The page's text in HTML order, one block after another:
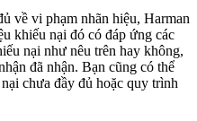
về vi phạm nhãn hiệu, Harman
khiếu nại đó có đáp ứng các
nại như nêu trên hay không,
đã nhận. Bạn cũng có thể
chưa đầy đủ hoặc quy trình